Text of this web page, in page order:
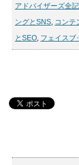
アドバイザーズ全
ングとSNS, コンテ
とSEO, フェイスブ